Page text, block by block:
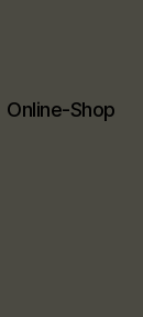
Online-Shop